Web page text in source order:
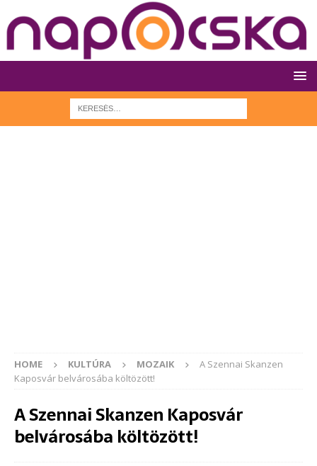
HOME KULTÚRA MOZAIK
A Szennai Skanzen
Kaposvár belvárosába költözött!
A Szennai Skanzen Kaposvár
belvárosába költözött!